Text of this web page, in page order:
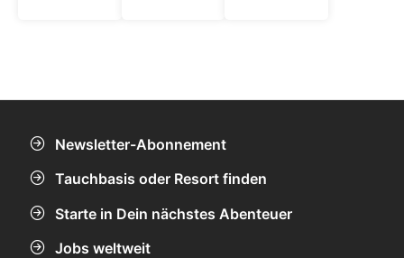
Newsletter-Abonnement
Tauchbasis oder Resort finden
Starte in Dein nächstes Abenteuer
Jobs weltweit